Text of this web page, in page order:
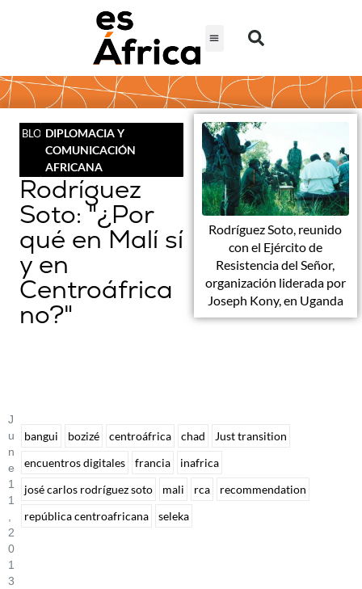
BLOGDIPLOMACIA Y
COMUNICACIÓN
AFRICANA
Rodríguez
Soto: "¿Por
qué en Malí sí
y en
Centroáfrica
no?"
Rodríguez Soto, reunido
con el Ejército de
Resistencia del Señor,
organización liderada por
Joseph Kony, en Uganda
J
U
N
E
1
1
2
0
1
3
bangui bozizé centroáfrica chad
Just transition
encuentros digitales
francia
inafrica
josé carlos rodríguez soto
mali rca
recommendation
república centroafricana
seleka